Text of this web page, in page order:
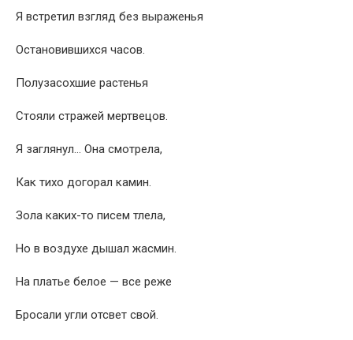
Я встретил взгляд без выраженья
Остановившихся часов.
Полузасохшие растенья
Стояли стражей мертвецов.
Я заглянул… Она смотрела,
Как тихо догорал камин.
Зола каких-то писем тлела,
Но в воздухе дышал жасмин.
На платье белое — все реже
Бросали угли отсвет свой.